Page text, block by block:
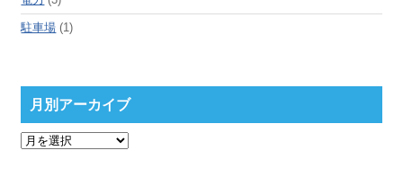
駐車場 (1)
月別アーカイブ
月